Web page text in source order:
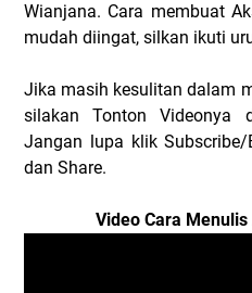
Wianjana. Cara membuat
mudah diingat, silkan ikuti
Jika masih kesulitan dalam
silakan Tonton Videonya
Jangan lupa klik Subscribe/
dan Share.
Video Cara